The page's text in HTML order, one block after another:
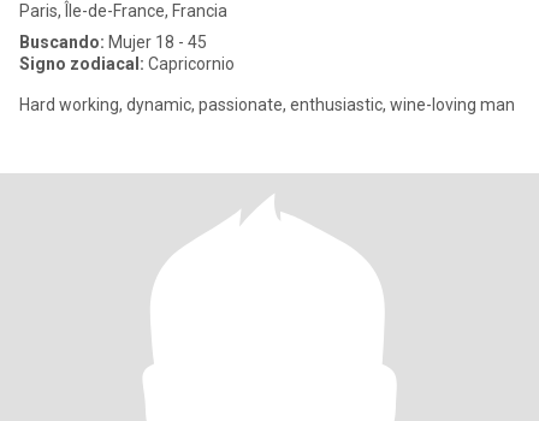
Paris, Île-de-France, Francia
Buscando: Mujer 18 - 45
Signo zodiacal: Capricornio
Hard working, dynamic, passionate, enthusiastic, wine-loving man